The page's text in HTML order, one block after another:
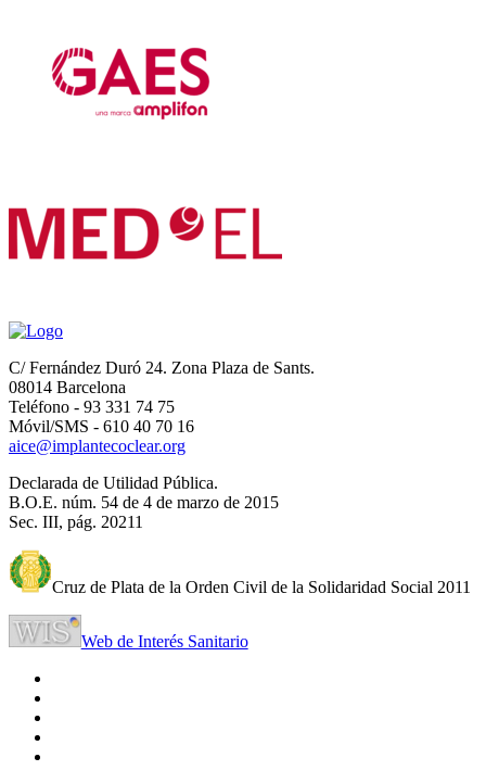
C/ Fernández Duró 24. Zona Plaza de Sants.
08014 Barcelona
Teléfono - 93 331 74 75
Móvil/SMS - 610 40 70 16
aice@implantecoclear.org
Declarada de Utilidad Pública.
B.O.E. núm. 54 de 4 de marzo de 2015
Sec. III, pág. 20211
Cruz de Plata de la Orden Civil de la Solidaridad Social 2011
Web de Interés Sanitario